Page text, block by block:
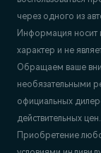
через одного из
Информация носит
характер и не
Обращаем ваше
необязательными
официальных
действительных цен.
Приобретение